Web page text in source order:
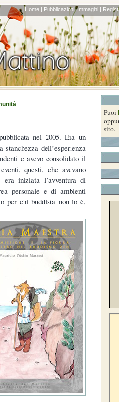
Home | Pubblicazioni| Immagini |
nel 2005. Era un
stanchezza dell’esperienza
e avevo consolidato il
questi, che avevano
era iniziata l’avventura di
personale e di ambienti
per chi buddista non lo è,
Puoi
sito.